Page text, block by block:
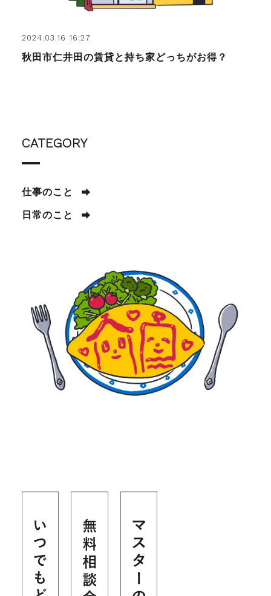
2024.03.16 16:27
秋田市仁井田の賃貸と持ち家どっちがお得？
CATEGORY
仕事のこと
日常のこと